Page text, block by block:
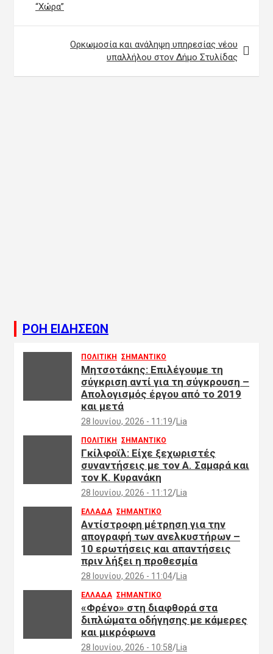
“Χώρα”
Ορκωμοσία και ανάληψη υπηρεσίας νέου
υπαλλήλου στον Δήμο Στυλίδας
ΡΟΗ ΕΙΔΗΣΕΩΝ
ΠΟΛΙΤΙΚΗ ΣΗΜΑΝΤΙΚΟ
Μητσοτάκης: Επιλέγουμε τη
σύγκριση αντί για τη σύγκρουση –
Απολογισμός έργου από το 2019
και μετά
28 Ιουνίου, 2026 - 11:19 Lia
ΠΟΛΙΤΙΚΗ ΣΗΜΑΝΤΙΚΟ
Γκίλφοϊλ: Είχε ξεχωριστές
συναντήσεις με τον Α. Σαμαρά και
τον Κ. Κυρανάκη
28 Ιουνίου, 2026 - 11:12 Lia
ΕΛΛΑΔΑ ΣΗΜΑΝΤΙΚΟ
Αντίστροφη μέτρηση για την
απογραφή των ανελκυστήρων –
10 ερωτήσεις και απαντήσεις
πριν λήξει η προθεσμία
28 Ιουνίου, 2026 - 11:04 Lia
ΕΛΛΑΔΑ ΣΗΜΑΝΤΙΚΟ
«Φρένο» στη διαφθορά στα
διπλώματα οδήγησης με κάμερες
και μικρόφωνα
28 Ιουνίου, 2026 - 10:58 Lia